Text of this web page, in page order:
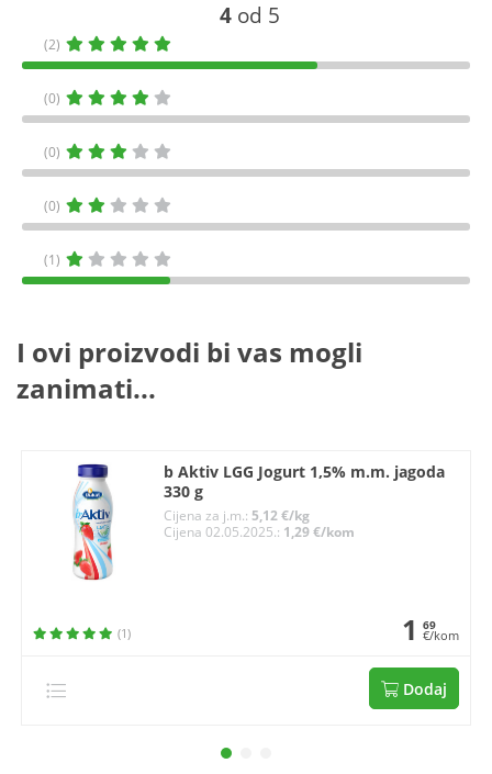
4 od 5
(2)
(0)
(0)
(0)
(1)
I ovi proizvodi bi vas mogli
zanimati...
b Aktiv LGG Jogurt 1,5% m.m. jagoda
330 g
Cijena za j.m.:5,12 €/kg
Cijena 02.05.2025.: 1,29 €/kom
(1) 1 69
€/kom
Dodaj